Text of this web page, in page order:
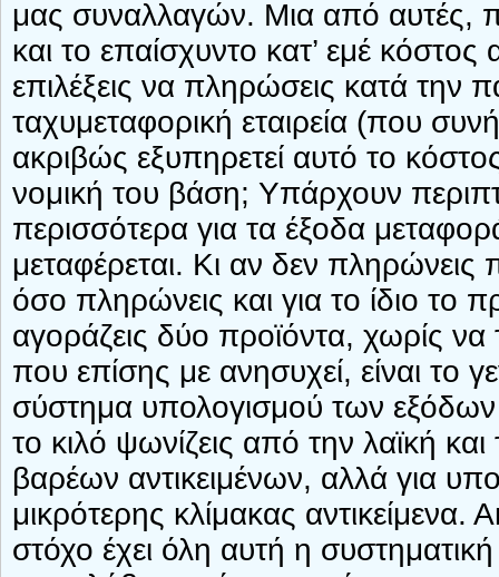
μας συναλλαγών. Μια από αυτές,
και το επαίσχυντο κατ’ εμέ
επιλέξεις να πληρώσεις κατά την
ταχυμεταφορική εταιρεία (που
ακριβώς εξυπηρετεί αυτό το
νομική του βάση; Υπάρχουν
περισσότερα για τα έξοδα
μεταφέρεται. Κι αν δεν πληρώνεις
όσο πληρώνεις και για το ίδιο το
αγοράζεις δύο προϊόντα, χωρίς
που επίσης με ανησυχεί, είναι το
σύστημα υπολογισμού των
το κιλό ψωνίζεις από την λαϊκή
βαρέων αντικειμένων, αλλά για
μικρότερης κλίμακας
στόχο έχει όλη αυτή η